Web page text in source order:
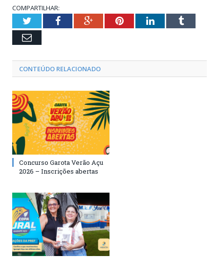
COMPARTILHAR:
TwitterFacebookGoogle+PinterestLinkedInTumblr
Email
CONTEÚDO RELACIONADO
Concurso Garota Verão Açu
2026 – Inscrições abertas